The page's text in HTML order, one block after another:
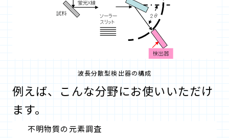
波長分散型検出器の構成
例えば、こんな分野にお使いいただけ
ます。
不明物質の元素調査